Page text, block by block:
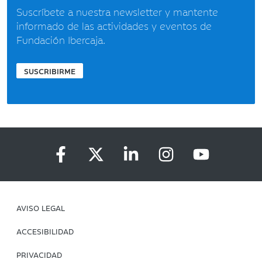
Suscríbete a nuestra newsletter y mantente
informado de las actividades y eventos de
Fundación Ibercaja.
SUSCRIBIRME
AVISO LEGAL
ACCESIBILIDAD
PRIVACIDAD